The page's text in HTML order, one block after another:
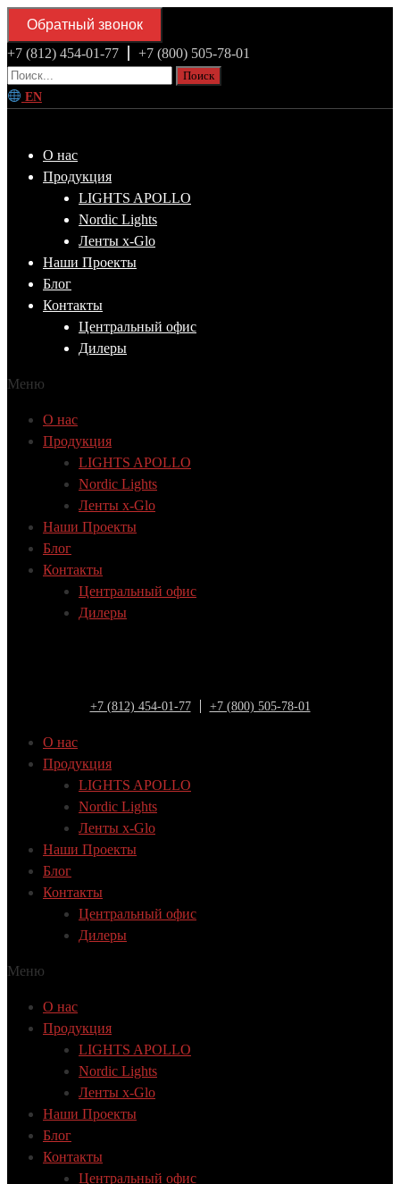
Обратный звонок
+7 (812) 454-01-77
+7 (800) 505-78-01
Поиск
EN
О нас
Продукция
LIGHTS APOLLO
Nordic Lights
Ленты x-Glo
Наши Проекты
Блог
Контакты
Центральный офис
Дилеры
Меню
О нас
Продукция
LIGHTS APOLLO
Nordic Lights
Ленты x-Glo
Наши Проекты
Блог
Контакты
Центральный офис
Дилеры
+7 (812) 454-01-77 +7 (800) 505-78-01
О нас
Продукция
LIGHTS APOLLO
Nordic Lights
Ленты x-Glo
Наши Проекты
Блог
Контакты
Центральный офис
Дилеры
Меню
О нас
Продукция
LIGHTS APOLLO
Nordic Lights
Ленты x-Glo
Наши Проекты
Блог
Контакты
Центральный офис